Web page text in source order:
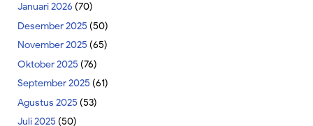
Januari 2026 (70)
Desember 2025 (50)
November 2025 (65)
Oktober 2025 (76)
September 2025 (61)
Agustus 2025 (53)
Juli 2025 (50)